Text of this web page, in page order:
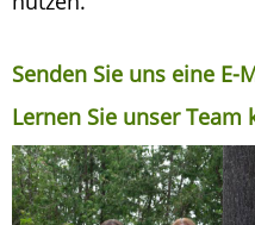
Senden Sie uns eine E-
Lernen Sie unser Team